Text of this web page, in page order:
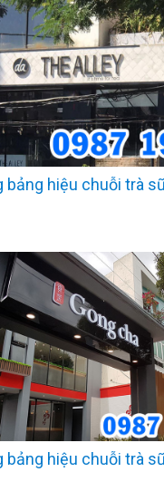
bảng hiệu chuỗi trà
bảng hiệu chuỗi trà